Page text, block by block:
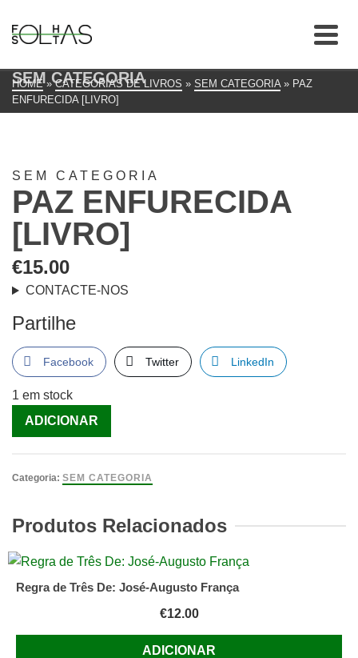
SEM CATEGORIA
HOME » CATEGORIAS DE LIVROS » SEM CATEGORIA » PAZ
ENFURECIDA [LIVRO]
SEM CATEGORIA
PAZ ENFURECIDA
[LIVRO]
€15.00
CONTACTE-NOS
Partilhe
Facebook Twitter LinkedIn
1 em stock
Quantidade
de
enfurecida
ADICIONAR
Categoria: SEM CATEGORIA
Produtos Relacionados
Regra de Três De: José-Augusto França
€12.00
ADICIONAR